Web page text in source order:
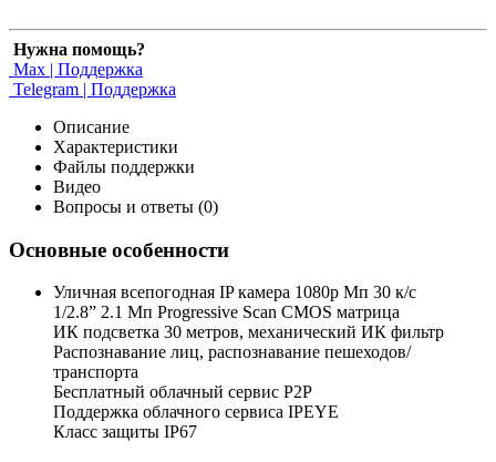
Нужна помощь?
Max | Поддержка
Telegram | Поддержка
Описание
Характеристики
Файлы поддержки
Видео
Вопросы и ответы (0)
Основные особенности
Уличная всепогодная IP камера 1080p Мп 30 к/с
1/2.8” 2.1 Мп Progressive Scan CMOS матрица
ИК подсветка 30 метров, механический ИК фильтр
Распознавание лиц, распознавание пешеходов/
транспорта
Бесплатный облачный сервис P2P
Поддержка облачного сервиса IPEYE
Класс защиты IP67